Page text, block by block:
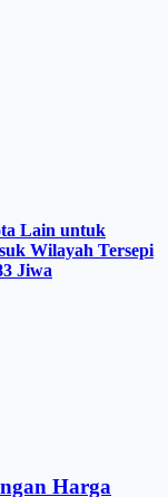
Lain untuk
Wilayah Tersepi
Jiwa
Harga